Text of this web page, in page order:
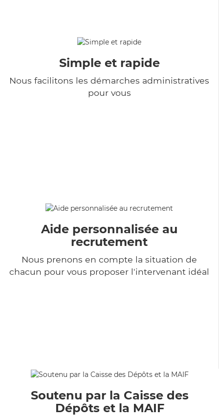
Simple et rapide
Nous facilitons les démarches administratives
pour vous
Aide personnalisée au
recrutement
Nous prenons en compte la situation de
chacun pour vous proposer l'intervenant idéal
Soutenu par la Caisse des
Dépôts et la MAIF